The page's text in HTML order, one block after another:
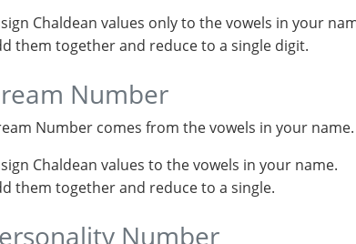
Chaldean values only to the vowels in your
them together and reduce to a single digit.
Number
Number comes from the vowels in your
Chaldean values to the vowels in your name.
them together and reduce to a single.
Number